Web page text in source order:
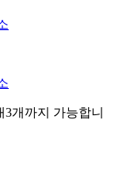
개까지 가능합니